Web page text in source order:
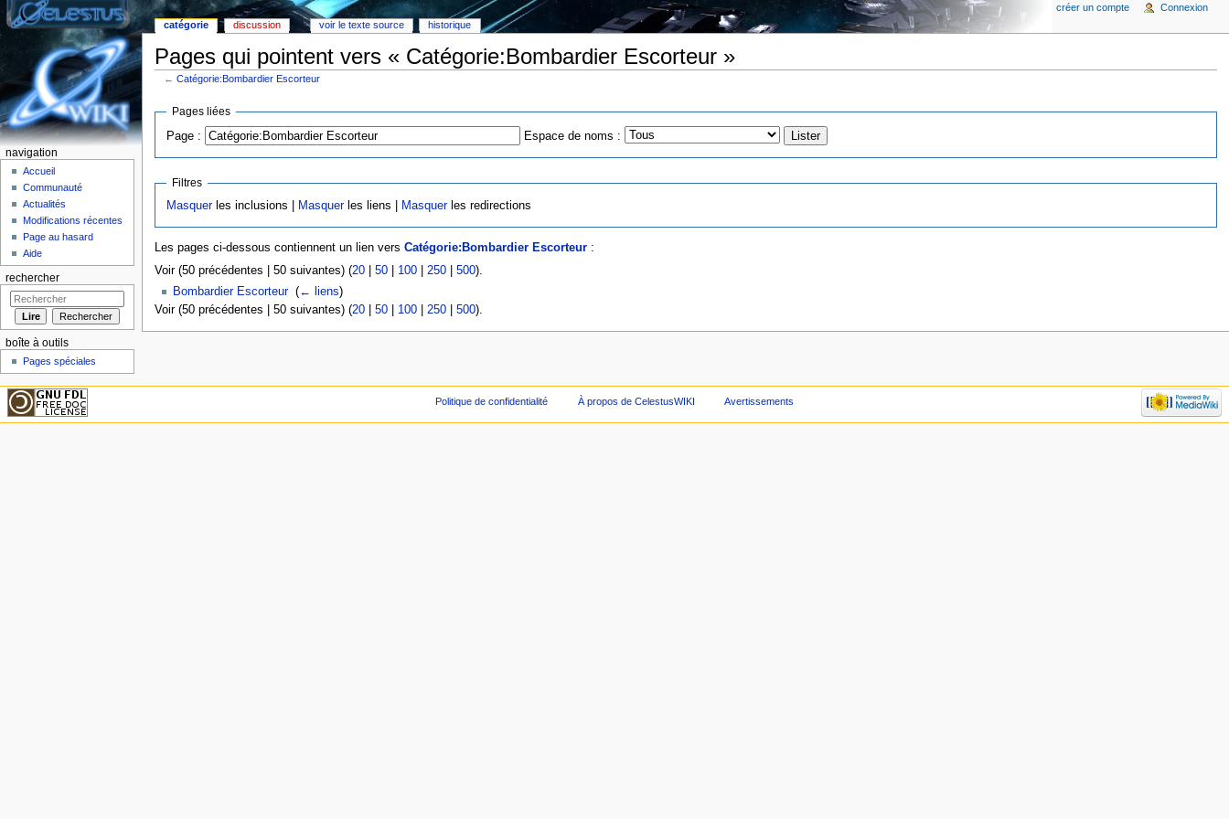
Pages qui pointent vers « Catégorie:Bombardier Escorteur »
←Catégorie:Bombardier Escorteur
Pages liées
Page :
Espace de noms :
Filtres
Masquerles inclusions | Masquerles liens | Masquerles redirections
Les pages ci-dessous contiennent un lien vers Catégorie:Bombardier Escorteur:
Voir (50 précédentes | 50 suivantes) (20| 50| 100| 250| 500).
Bombardier Escorteur‎ (← liens)
Voir (50 précédentes | 50 suivantes) (20| 50| 100| 250| 500).
catégorie discussion voir le texte source historique
créer un compte Connexion
navigation
Accueil
Communauté
Actualités
Modifications récentes
Page au hasard
Aide
rechercher
boîte à outils
Pages spéciales
Politique de confidentialité À propos de CelestusWIKI Avertissements